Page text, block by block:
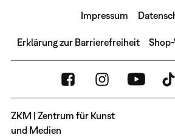
Impressum
Erklärung zur Barrierefreiheit
ZKM | Zentrum für Kunst
und Medien